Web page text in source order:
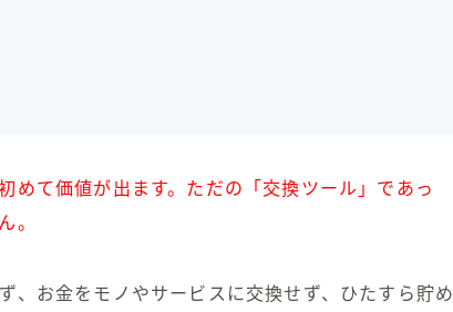
めて価値が出ます。ただの「交換ツール」であっ
。
、お金をモノやサービスに交換せず、ひたすら貯め